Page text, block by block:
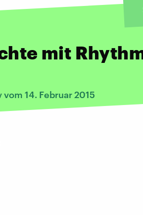
mit
14. Februar 2015